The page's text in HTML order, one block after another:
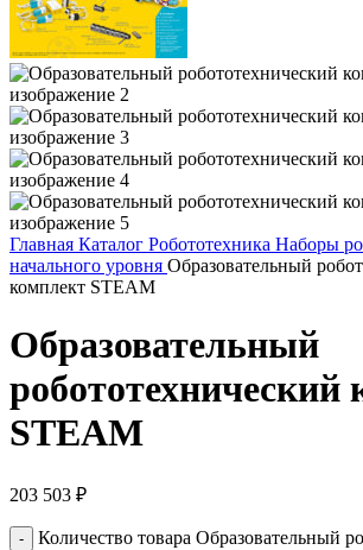
Главная Каталог Робототехника Наборы
начального уровня Образовательный
комплект STEAM
Образовательный
робототехнический
STEAM
203 503 ₽
Количество товара Образовательный